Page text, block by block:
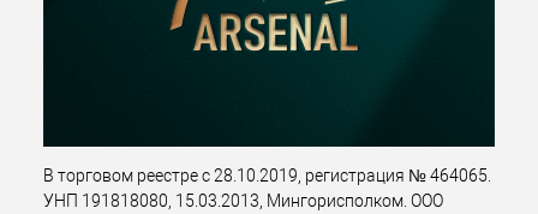
В торговом реестре с 28.10.2019, регистрация № 464065.
УНП 191818080, 15.03.2013, Мингорисполком. ООО